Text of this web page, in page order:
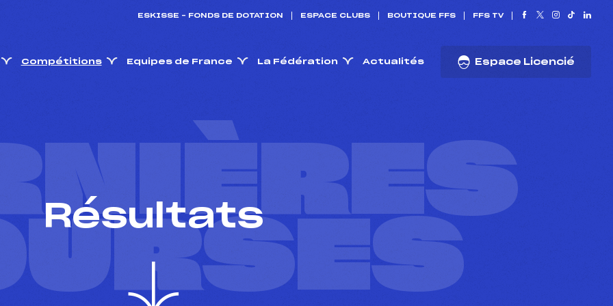
ESKISSE – FONDS DE DOTATION ESPACE CLUBS BOUTIQUE FFS FFS TV
Compétitions Equipes de France La Fédération Actualités Espace Licencié
Résultats